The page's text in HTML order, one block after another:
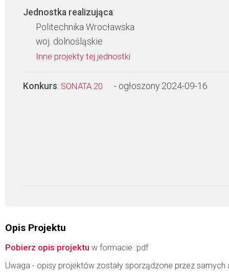
Jednostka realizująca:
Politechnika Wrocławska
woj. dolnośląskie
Inne projekty tej jednostki
Konkurs: SONATA 20 - ogłoszony 2024-09-16
Opis Projektu
Pobierz opis projektu w formacie .pdf
Uwaga - opisy projektów zostały sporządzone przez